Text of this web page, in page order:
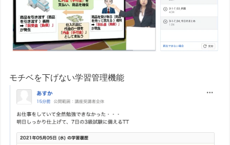
モチベを下げない学習管理機能